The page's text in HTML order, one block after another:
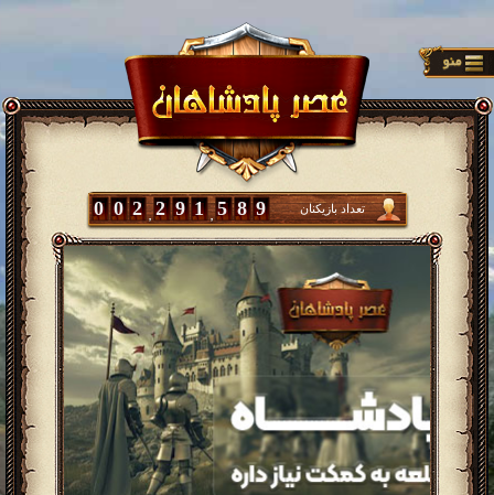
تعداد بازیکنان 0 0 2 2 9 1 5 8 9